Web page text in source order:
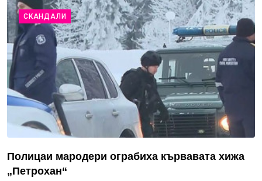
СКАНДАЛИ
Полицаи мародери ограбиха кървавата хижа
„Петрохан“